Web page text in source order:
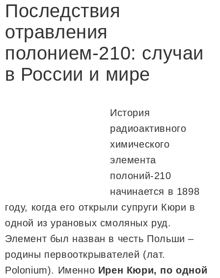
Последствия
отравления
полонием-210: случаи
в России и мире
История
радиоактивного
химического
элемента
полоний-210
начинается в 1898
году, когда его открыли супруги Кюри в
одной из урановых смоляных руд.
Элемент был назван в честь Польши –
родины первооткрывателей (лат.
Polonium). Именно Ирен Кюри, по одной